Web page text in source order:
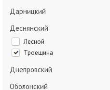
Дарницкий
Деснянский
Лесной
Троещина
Днепровский
Оболонский